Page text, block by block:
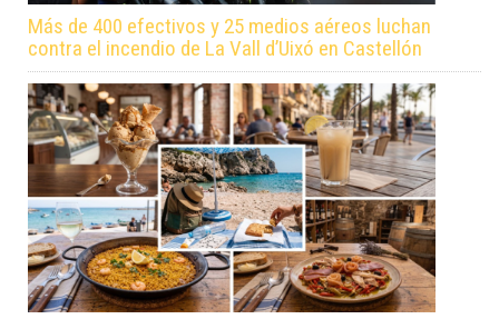
Más de 400 efectivos y 25 medios aéreos luchan
contra el incendio de La Vall d’Uixó en Castellón